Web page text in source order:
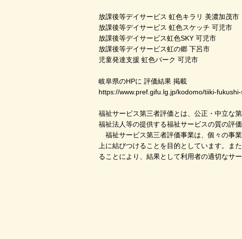
放課後等デイサービス 虹色キラリ 美濃加茂市
放課後等デイサービス 虹色スケッチ 可児市
放課後等デイサービス虹色SKY 可児市
放課後等デイサービス虹の郷 下呂市
児童発達支援 虹色パーク 可児市
岐阜県のHPに 評価結果 掲載
https://www.pref.gifu.lg.jp/kodomo/tiiki-
福祉サービス第三者評価とは、公正・中立な
福祉法人等の提供する福祉サービスの質の評価
福祉サービス第三者評価事業は、個々の事
上に結びつけることを目的としています。ま
ることにより、結果として利用者の適切なサ